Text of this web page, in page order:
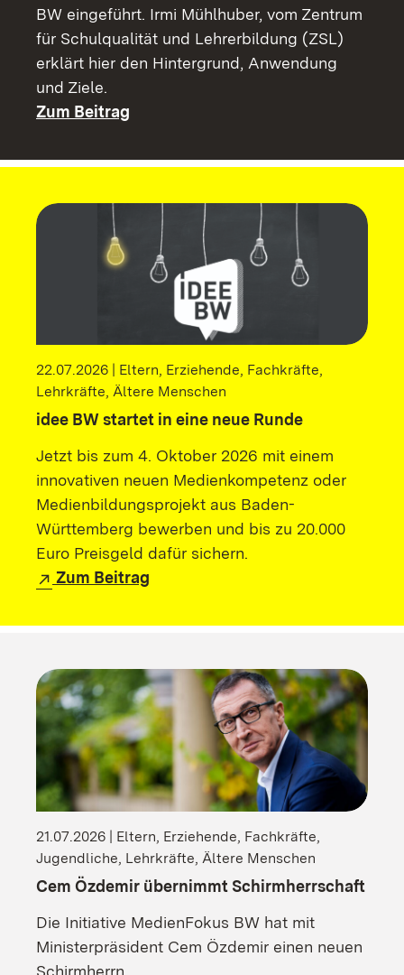
BW eingeführt. Irmi Mühlhuber, vom Zentrum
für Schulqualität und Lehrerbildung (ZSL)
erklärt hier den Hintergrund, Anwendung
und Ziele.
Zum Beitrag
22.07.2026 | Eltern, Erziehende, Fachkräfte,
Lehrkräfte, Ältere Menschen
idee BW startet in eine neue Runde
Jetzt bis zum 4. Oktober 2026 mit einem
innovativen neuen Medienkompetenz oder
Medienbildungsprojekt aus Baden-
Württemberg bewerben und bis zu 20.000
Euro Preisgeld dafür sichern.
Zum Beitrag
21.07.2026 | Eltern, Erziehende, Fachkräfte,
Jugendliche, Lehrkräfte, Ältere Menschen
Cem Özdemir übernimmt Schirmherrschaft
Die Initiative MedienFokus BW hat mit
Ministerpräsident Cem Özdemir einen neuen
Schirmherrn.